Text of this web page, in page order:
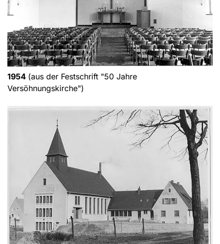
1954 (aus der Festschrift "50 Jahre
Versöhnungskirche")